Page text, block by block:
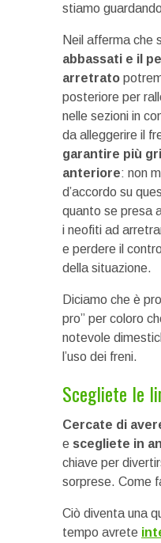
stiamo
Neil afferma che
abbassati e il
arretrato
posteriore per
nelle sezioni in
da alleggerire il
garantire più
anteriore: non
d’accordo su
quanto se presa
i neofiti ad
e perdere il
della situazione.
Diciamo che è
pro” per coloro
notevole
l’uso dei freni.
Scegliete le
Cercate di
e scegliete in
chiave per
sorprese. Come
Ciò diventa una
tempo avrete